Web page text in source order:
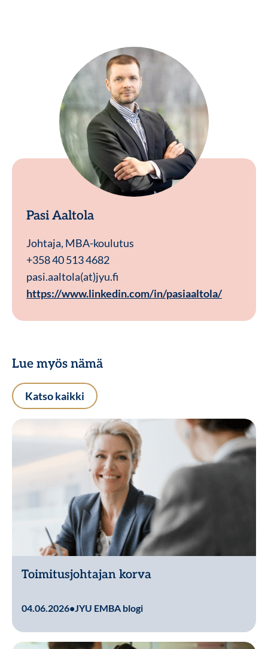
Pasi Aaltola
Johtaja, MBA-koulutus
+358 40 513 4682
pasi.aaltola(at)jyu.fi
https://www.linkedin.com/in/pasiaaltola/
Lue myös nämä
Katso kaikki
Toimitusjohtajan korva
04.06.2026•JYU EMBA blogi